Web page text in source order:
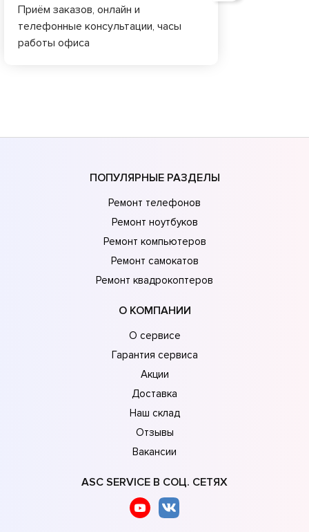
Приём заказов, онлайн и
телефонные консультации, часы
работы офиса
ПОПУЛЯРНЫЕ РАЗДЕЛЫ
Ремонт телефонов
Ремонт ноутбуков
Ремонт компьютеров
Ремонт самокатов
Ремонт квадрокоптеров
О КОМПАНИИ
О сервисе
Гарантия сервиса
Акции
Доставка
Наш склад
Отзывы
Вакансии
ASC SERVICE В СОЦ. СЕТЯХ